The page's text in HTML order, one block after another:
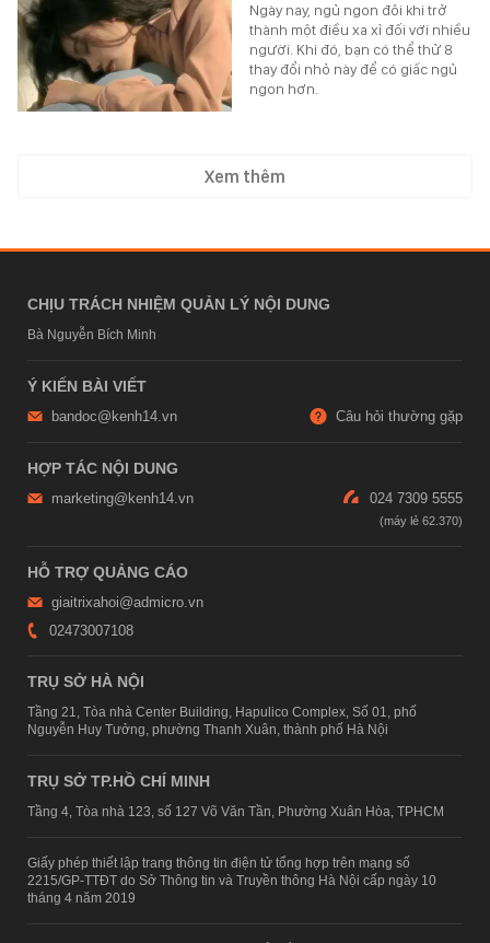
Ngày nay, ngủ ngon đôi khi trở
thành một điều xa xỉ đối với nhiều
người. Khi đó, bạn có thể thử 8
thay đổi nhỏ này để có giấc ngủ
ngon hơn.
Xem thêm
CHỊU TRÁCH NHIỆM QUẢN LÝ NỘI DUNG
Bà Nguyễn Bích Minh
Ý KIẾN BÀI VIẾT
bandoc@kenh14.vn Câu hỏi thường gặp
HỢP TÁC NỘI DUNG
marketing@kenh14.vn 024 7309 5555
HỖ TRỢ QUẢNG CÁO
giaitrixahoi@admicro.vn
02473007108
TRỤ SỞ HÀ NỘI
Tầng 21, Tòa nhà Center Building, Hapulico Complex, Số 01, phố
Nguyễn Huy Tưởng, phường Thanh Xuân, thành phố Hà Nội
TRỤ SỞ TP.HỒ CHÍ MINH
Tầng 4, Tòa nhà 123, số 127 Võ Văn Tần, Phường Xuân Hòa, TPHCM
Giấy phép thiết lập trang thông tin điện tử tổng hợp trên mạng số
2215/GP-TTĐT do Sở Thông tin và Truyền thông Hà Nội cấp ngày 10
tháng 4 năm 2019